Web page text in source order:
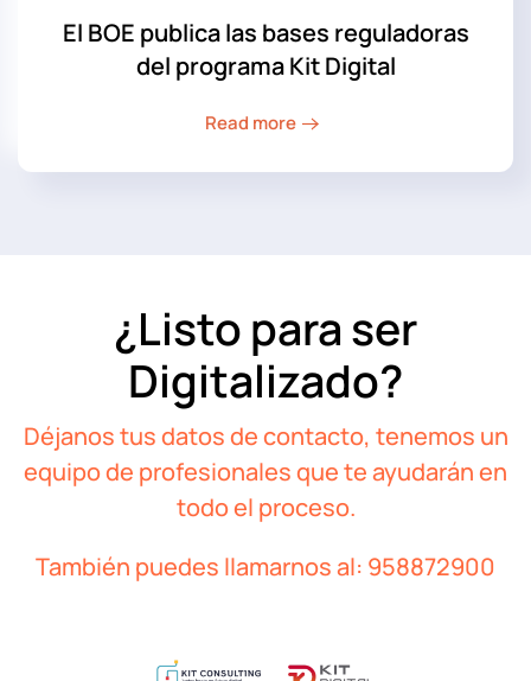
El BOE publica las bases reguladoras
del programa Kit Digital
Read more
¿Listo para ser
Digitalizado?
Déjanos tus datos de contacto, tenemos un
equipo de profesionales que te ayudarán en
todo el proceso.
También puedes llamarnos al: 958872900